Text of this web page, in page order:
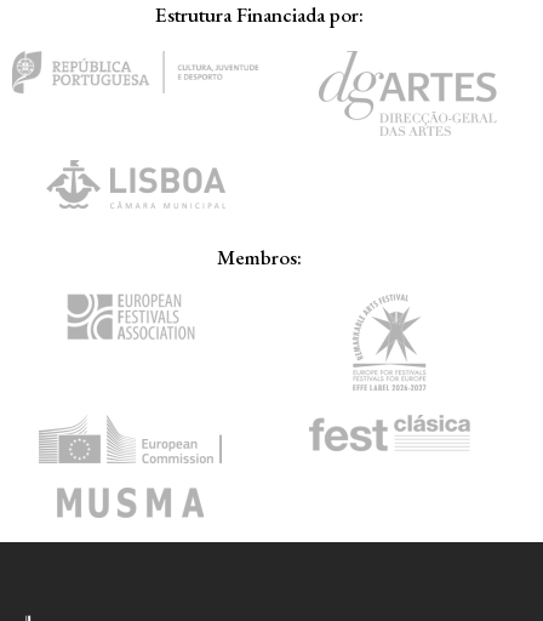
Estrutura Financiada por:
Membros: